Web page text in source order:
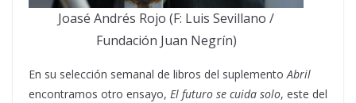
Joasé Andrés Rojo (F: Luis Sevillano /
Fundación Juan Negrín)
En su selección semanal de libros del suplementoAbril
encontramos otro ensayo, El futuro se cuida solo, este del